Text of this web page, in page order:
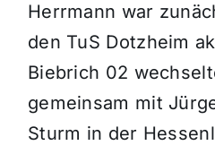
Herrmann war
den TuS Dotzheim
Biebrich 02
gemeinsam mit
Sturm in der